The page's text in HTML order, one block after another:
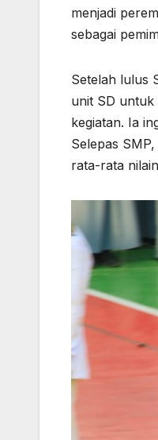
menjadi
sebagai
Setelah lulus
unit SD untuk
kegiatan. Ia
Selepas
rata-rata